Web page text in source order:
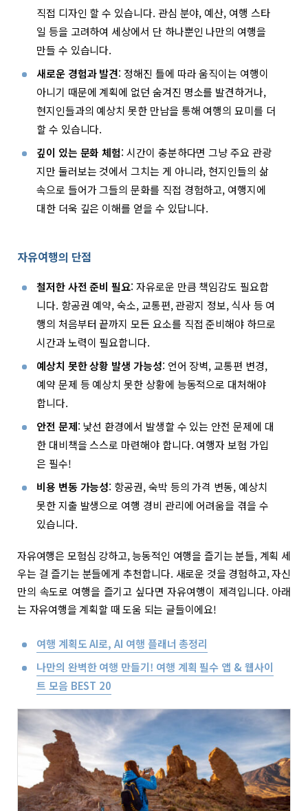
직접 디자인 할 수 있습니다. 관심 분야, 예산, 여행 스타
일 등을 고려하여 세상에서 단 하나뿐인 나만의 여행을
만들 수 있습니다.
새로운 경험과 발견: 정해진 틀에 따라 움직이는 여행이
아니기 때문에 계획에 없던 숨겨진 명소를 발견하거나,
현지인들과의 예상치 못한 만남을 통해 여행의 묘미를 더
할 수 있습니다.
깊이 있는 문화 체험: 시간이 충분하다면 그냥 주요 관광
지만 둘러보는 것에서 그치는 게 아니라, 현지인들의 삶
속으로 들어가 그들의 문화를 직접 경험하고, 여행지에
대한 더욱 깊은 이해를 얻을 수 있답니다.
자유여행의 단점
철저한 사전 준비 필요: 자유로운 만큼 책임감도 필요합
니다. 항공권 예약, 숙소, 교통편, 관광지 정보, 식사 등 여
행의 처음부터 끝까지 모든 요소를 직접 준비해야 하므로
시간과 노력이 필요합니다.
예상치 못한 상황 발생 가능성: 언어 장벽, 교통편 변경,
예약 문제 등 예상치 못한 상황에 능동적으로 대처해야
합니다.
안전 문제: 낯선 환경에서 발생할 수 있는 안전 문제에 대
한 대비책을 스스로 마련해야 합니다. 여행자 보험 가입
은 필수!
비용 변동 가능성: 항공권, 숙박 등의 가격 변동, 예상치
못한 지출 발생으로 여행 경비 관리에 어려움을 겪을 수
있습니다.
자유여행은 모험심 강하고, 능동적인 여행을 즐기는 분들, 계획 세
우는 걸 즐기는 분들에게 추천합니다. 새로운 것을 경험하고, 자신
만의 속도로 여행을 즐기고 싶다면 자유여행이 제격입니다. 아래
는 자유여행을 계획할 때 도움 되는 글들이에요!
여행 계획도 AI로, AI 여행 플래너 총정리
나만의 완벽한 여행 만들기! 여행 계획 필수 앱 & 웹사이
트 모음 BEST 20